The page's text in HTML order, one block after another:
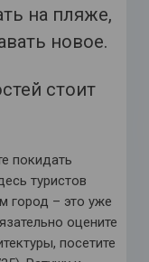
на пляже,
новое.
стоит
покидать
туристов
город – это уже
оцените
посетите